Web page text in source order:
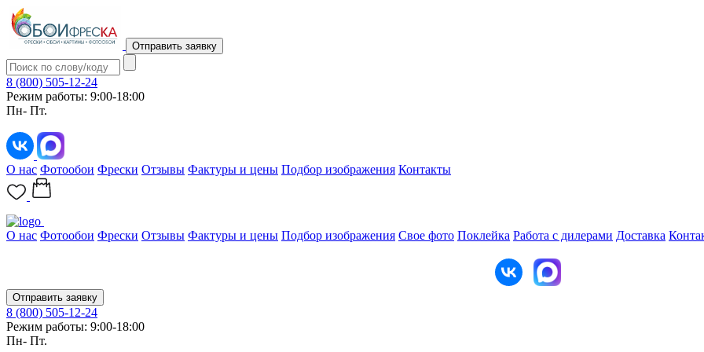
Отправить заявку
8 (800) 505-12-24
Режим работы: 9:00-18:00
Пн- Пт.
О нас Фотообои Фрески Отзывы Фактуры и цены Подбор изображения Контакты
О нас Фотообои Фрески Отзывы Фактуры и цены Подбор изображения Свое фото Поклейка Работа с дилерами Доставка
Отправить заявку
8 (800) 505-12-24
Режим работы: 9:00-18:00
Пн- Пт.